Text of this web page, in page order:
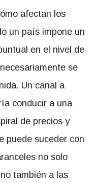
afectan los
un país impone un
en el nivel de
se
Un canal a
conducir a una
de precios y
puede suceder con
no solo
también a las